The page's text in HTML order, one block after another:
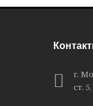
г.
ст.